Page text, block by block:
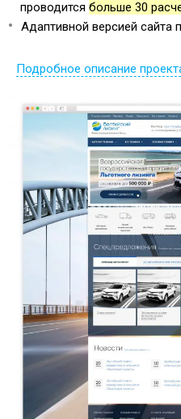
проводится больше 30
Адаптивной версией сайта
Подробное описание